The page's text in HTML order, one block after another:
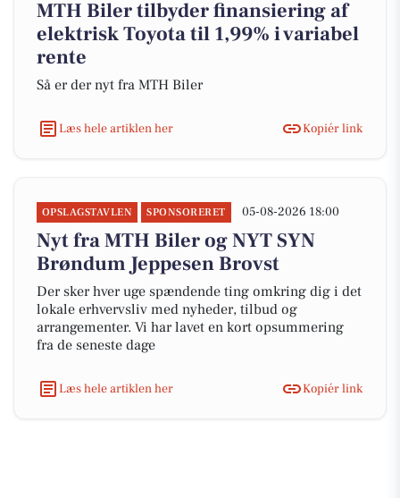
MTH Biler tilbyder finansiering af
elektrisk Toyota til 1,99% i variabel
rente
Så er der nyt fra MTH Biler
Læs hele artiklen her Kopiér link
OPSLAGSTAVLEN SPONSORERET 05-08-2026 18:00
Nyt fra MTH Biler og NYT SYN
Brøndum Jeppesen Brovst
Der sker hver uge spændende ting omkring dig i det
lokale erhvervsliv med nyheder, tilbud og
arrangementer. Vi har lavet en kort opsummering
fra de seneste dage
Læs hele artiklen her Kopiér link